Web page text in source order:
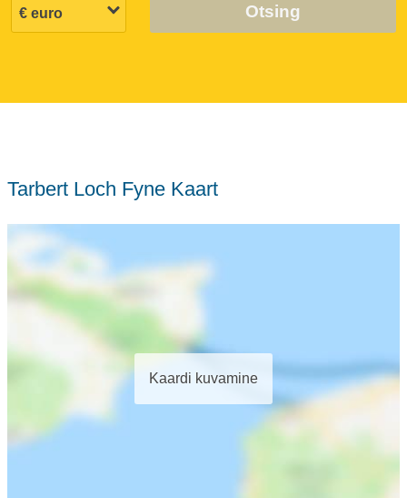
Otsing
Tarbert Loch Fyne Kaart
Kaardi kuvamine